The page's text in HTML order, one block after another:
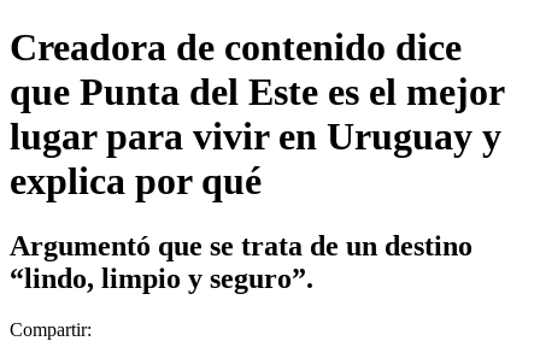
Creadora de contenido dice
que Punta del Este es el mejor
lugar para vivir en Uruguay y
explica por qué
Argumentó que se trata de un destino
“lindo, limpio y seguro”.
Compartir: